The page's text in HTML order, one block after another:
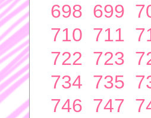
698 699
710 711
722 723
734 735
746 747